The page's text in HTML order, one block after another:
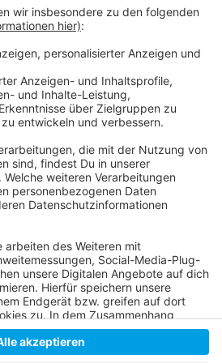
und Großbritannien nicht auf
einigen können. Erst Mittwoch
Boris Johnson der EU seine